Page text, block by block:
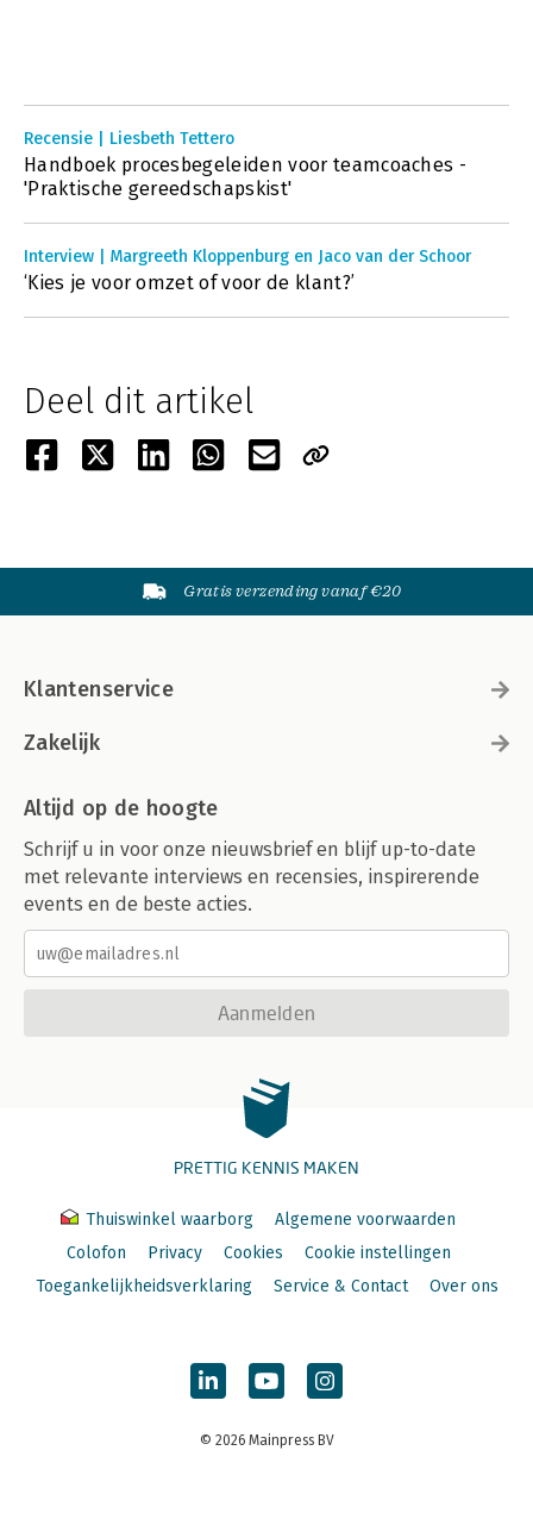
Recensie | Liesbeth Tettero
Handboek procesbegeleiden voor teamcoaches -
'Praktische gereedschapskist'
Interview | Margreeth Kloppenburg en Jaco van der Schoor
‘Kies je voor omzet of voor de klant?’
Deel dit artikel
Gratis verzending vanaf €20
Klantenservice
Zakelijk
Altijd op de hoogte
Schrijf u in voor onze nieuwsbrief en blijf up-to-date
met relevante interviews en recensies, inspirerende
events en de beste acties.
Aanmelden
PRETTIG KENNIS MAKEN
Thuiswinkel waarborg
Algemene voorwaarden
Colofon
Privacy Cookies
Cookie instellingen
Toegankelijkheidsverklaring
Service & Contact Over ons
© 2026 Mainpress BV